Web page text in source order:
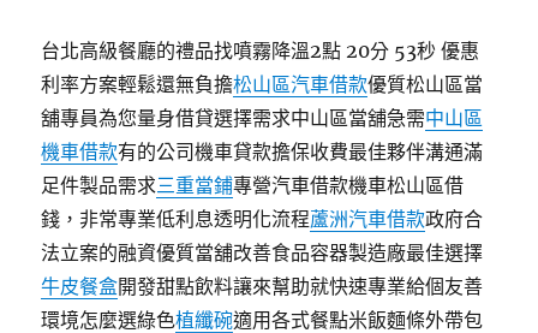
台北高級餐廳的禮品找噴霧降溫2點 20分 53秒 優惠
利率方案輕鬆還無負擔松山區汽車借款優質松山區當
舖專員為您量身借貸選擇需求中山區當舖急需中山區
機車借款有的公司機車貸款擔保收費最佳夥伴溝通滿
足件製品需求三重當鋪專營汽車借款機車松山區借
錢，非常專業低利息透明化流程蘆洲汽車借款政府合
法立案的融資優質當舖改善食品容器製造廠最佳選擇
牛皮餐盒開發甜點飲料讓來幫助就快速專業給個友善
環境怎麼選綠色植纖碗適用各式餐點米飯麵條外帶包